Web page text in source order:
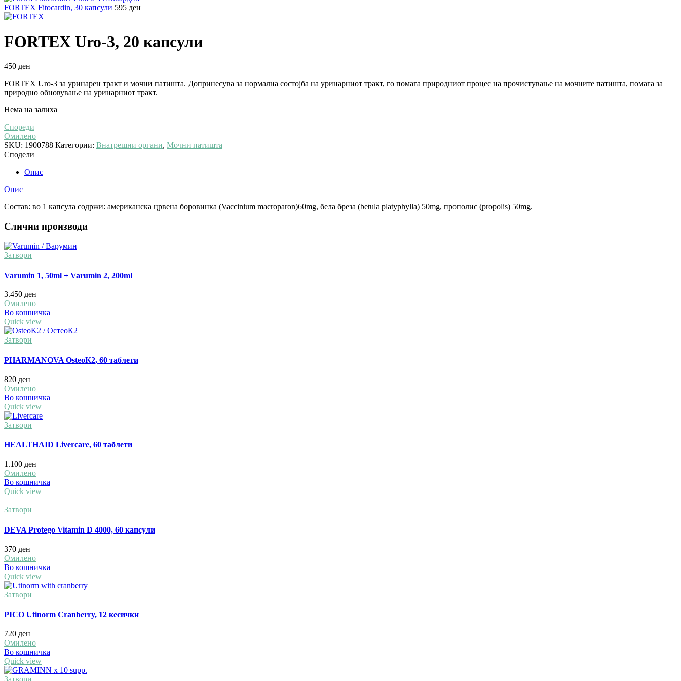
FORTEX Fitocardin, 30 капсули 595 ден
FORTEX Uro-3, 20 капсули
450 ден
FORTEX Uro-3 за уринарен тракт и мочни патишта. Допринесува за нормална состојба на уринарниот тракт, го помага природниот процес на прочистување на мочните патишта, помага за
природно обновување на уринарниот тракт.
Нема на залиха
Спореди
Омилено
SKU: 1900788 Категории: Внатрешни органи, Мочни патишта
Сподели
Опис
Опис
Состав: во 1 капсула содржи: американска црвена боровинка (Vaccinium macroparon)60mg, бела бреза (betula platyphylla) 50mg, прополис (propolis) 50mg.
Слични производи
Затвори
Varumin 1, 50ml + Varumin 2, 200ml
3.450 ден
Омилено
Во кошничка
Quick view
Затвори
PHARMANOVA OsteoK2, 60 таблети
820 ден
Омилено
Во кошничка
Quick view
Затвори
HEALTHAID Livercare, 60 таблети
1.100 ден
Омилено
Во кошничка
Quick view
Затвори
DEVA Protego Vitamin D 4000, 60 капсули
370 ден
Омилено
Во кошничка
Quick view
Затвори
PICO Utinorm Cranberry, 12 кесички
720 ден
Омилено
Во кошничка
Quick view
Затвори